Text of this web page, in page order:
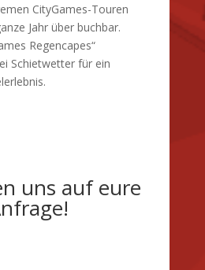
CityGames-Touren
Jahr über buchbar.
Regencapes“
Schietwetter für ein
uns auf eure